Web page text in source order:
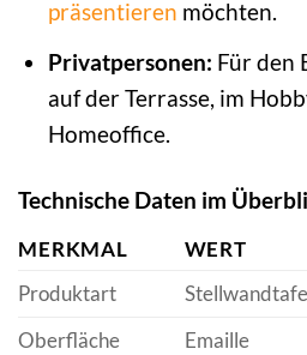
präsentieren möchten.
Privatpersonen: Für den
auf der Terrasse, im
Homeoffice.
Technische Daten im
MERKMAL
WERT
Produktart
Oberfläche
Emaille